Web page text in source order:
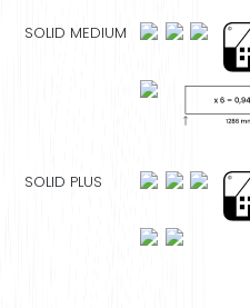
SOLID MEDIUM
SOLID PLUS